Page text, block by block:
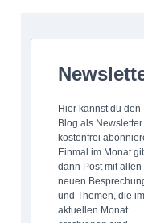
Hier kannst du den
Blog als Newsletter
kostenfrei
Einmal im Monat
dann Post mit allen
neuen
und Themen, die im
aktuellen Monat